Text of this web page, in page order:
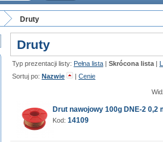
Druty
Druty
Typ prezentacji listy: Pełna lista | Skrócona lista |
Sortuj po: Nazwie | Cenie
Drut nawojowy 100g DNE-2 0,2
Kod: 14109